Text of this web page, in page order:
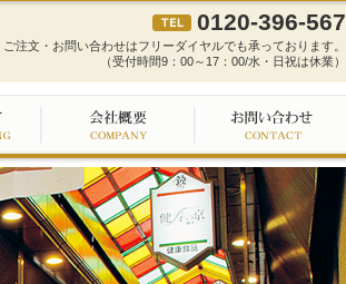
0120-396-567
ご注文・お問い合わせはフリーダイヤルでも承っております。
（受付時間9：00～17：00/水・日祝は休業）